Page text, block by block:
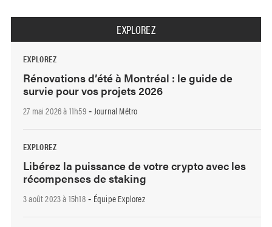
EXPLOREZ
EXPLOREZ
Rénovations d’été à Montréal : le guide de
survie pour vos projets 2026
27 mai 2026 à 11h59- Journal Métro
EXPLOREZ
Libérez la puissance de votre crypto avec les
récompenses de staking
3 août 2023 à 15h18- Équipe Explorez